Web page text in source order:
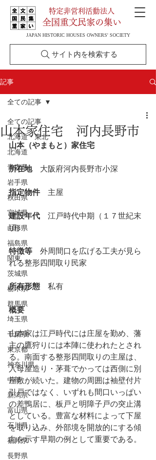
特定非営利活動法人
全国重文民家の集い
JAPAN HISTORIC HOUSES OWNERS' SOCIETY
サイト内を検索する
記事
全ての記事
北海道・東北
北海道
青森県
岩手県
秋田県
宮城県
山形県
福島県
関東
茨城県
栃木県
群馬県
埼玉県
千葉県
東京都
神奈川県
中部
新潟県
富山県
石川県
福井県
長野県
全ての記事
山本家住宅 河内長野市
山本（やまもと）家住宅
所在地 大阪府河内長野市小深
指定物件 主屋
建設年代 江戸時代中期（１７世紀末
頃）
特徴等 外周間口を広げる工夫が見ら
れる整形四間取り民家
所有形態 私有
概要
山本家は江戸時代には庄屋を勤め、藩
主の鷹狩りには本陣に使われたとされ
る。南面する整形四間取りの主屋は、
入母屋造り・茅葺でかっては西側に別
座敷が続いた。建物の周囲は袖壁付片
引戸ではなく、いずれも間口いっぱい
の差鴨居に、板戸と明障子戸の突止溝
としている。豊富な材料によって下屋
を取り込み、外部境を開放的にする傾
向を示す早期の例として重要である。